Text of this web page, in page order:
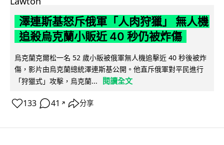
澤連斯基怒斥俄軍「人肉狩獵」 無人機
追殺烏克蘭小販近 40 秒仍被炸傷
烏克蘭克爾松一名 52 歲小販被俄軍無人機追擊近 40 秒後被炸
傷，影片由烏克蘭總統澤連斯基公開。他直斥俄軍對平民進行
「狩獵式」攻擊，烏克蘭...
閱讀全文
133 41 ↗ 分享